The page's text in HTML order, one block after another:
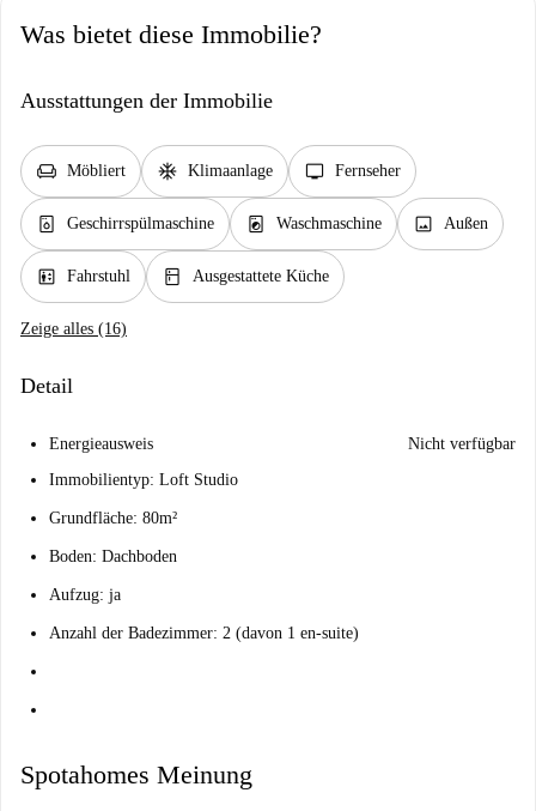
Was bietet diese Immobilie?
Ausstattungen der Immobilie
chair Möbliert ac_unit Klimaanlage tv Fernseher
dishwasher_gen Geschirrspülmaschine local_laundry_service Waschmaschine image Außen
elevator Fahrstuhl kitchen Ausgestattete Küche
Zeige alles (16)
Detail
Energieausweis
Nicht verfügbar
Immobilientyp: Loft Studio
Grundfläche: 80m²
Boden: Dachboden
Aufzug: ja
Anzahl der Badezimmer: 2 (davon 1 en-suite)
Spotahomes Meinung